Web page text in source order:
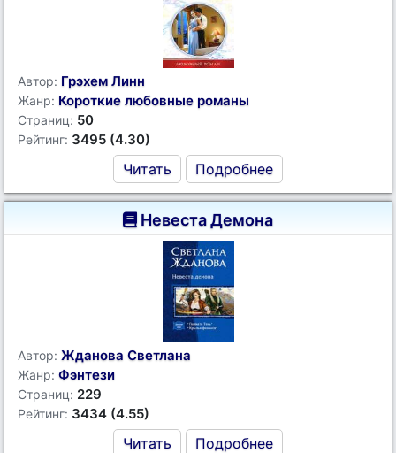
Автор: Грэхем Линн
Жанр: Короткие любовные романы
Страниц: 50
Рейтинг: 3495 (4.30)
Читать Подробнее
Невеста Демона
Автор: Жданова Светлана
Жанр: Фэнтези
Страниц: 229
Рейтинг: 3434 (4.55)
Читать Подробнее